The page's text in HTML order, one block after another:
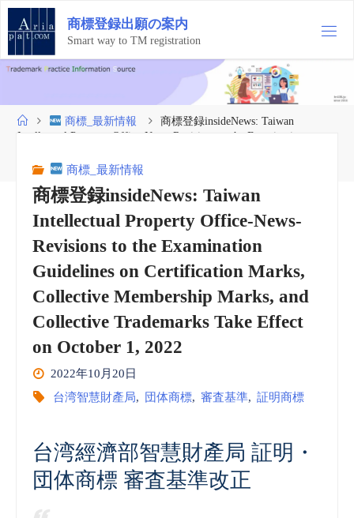
コ
テ
ン
ツ
ス
商標登録出願の案内
Smart way to TM registration
ホ
ー
商標_最新情報
商標登録insideNews: Taiwan
Intellectual Property Office-News-Revisions to the Examination
Collective Trademarks Take Effect on October 1, 2022
商標_最新情報
商標登録insideNews: Taiwan
Intellectual Property Office-News-
Revisions to the Examination
Guidelines on Certification Marks,
Collective Membership Marks, and
Collective Trademarks Take Effect
on October 1, 2022
2022年10月20日
台湾智慧財產局, 団体商標, 審査基準, 証明商標
台湾經濟部智慧財產局 証明・
団体商標 審査基準改正